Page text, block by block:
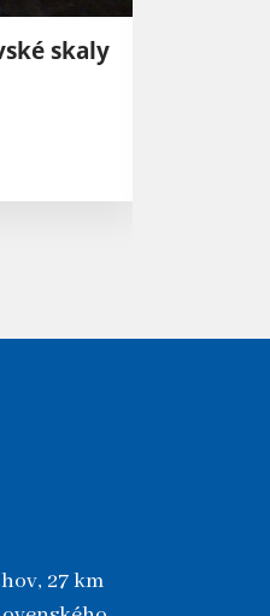
skaly
27 km